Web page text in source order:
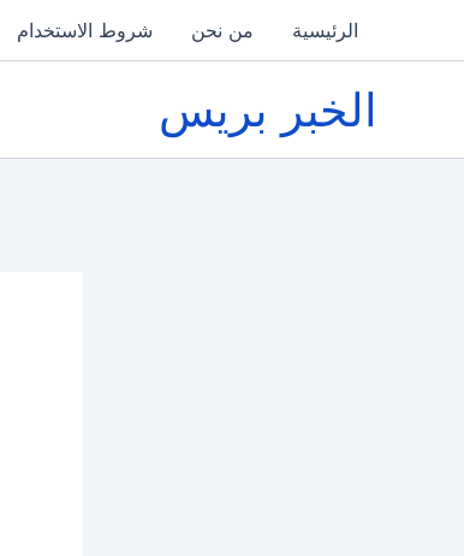
الرئيسية من نحن شروط الاستخدام
الخبر بريس